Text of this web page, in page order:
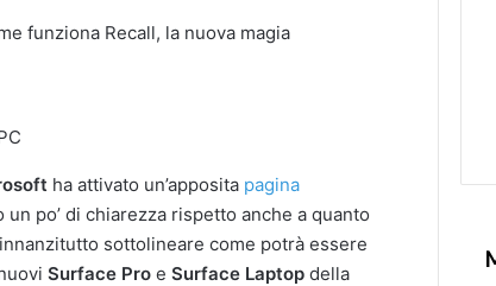
ha attivato un’apposita pagina
un po’ di chiarezza rispetto anche a quanto
sottolineare come potrà essere
Surface Pro eSurface Laptop della